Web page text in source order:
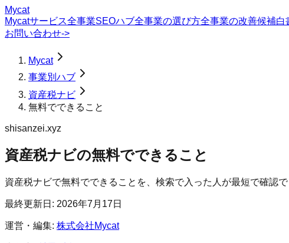
Mycat
Mycatサービス全事業SEOハブ全事業の選び方全事業の改善候補白
お問い合わせ->
Mycat
事業別ハブ
資産税ナビ
無料でできること
shisanzei.xyz
資産税ナビの無料でできること
資産税ナビで無料でできることを、検索で入った人が最短で確認で
最終更新日: 2026年7月17日
運営・編集: 株式会社Mycat